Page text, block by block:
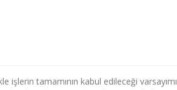
işlerin tamamının kabul edileceği